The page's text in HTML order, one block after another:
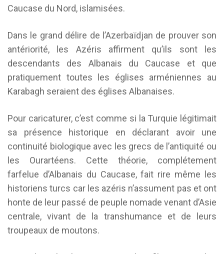
Caucase du Nord, islamisées.
Dans le grand délire de l’Azerbaïdjan de prouver son
antériorité, les Azéris affirment qu’ils sont les
descendants des Albanais du Caucase et que
pratiquement toutes les églises arméniennes au
Karabagh seraient des églises Albanaises.
Pour caricaturer, c’est comme si la Turquie légitimait
sa présence historique en déclarant avoir une
continuité biologique avec les grecs de l’antiquité ou
les Ourartéens. Cette théorie, complétement
farfelue d’Albanais du Caucase, fait rire même les
historiens turcs car les azéris n’assument pas et ont
honte de leur passé de peuple nomade venant d’Asie
centrale, vivant de la transhumance et de leurs
troupeaux de moutons.